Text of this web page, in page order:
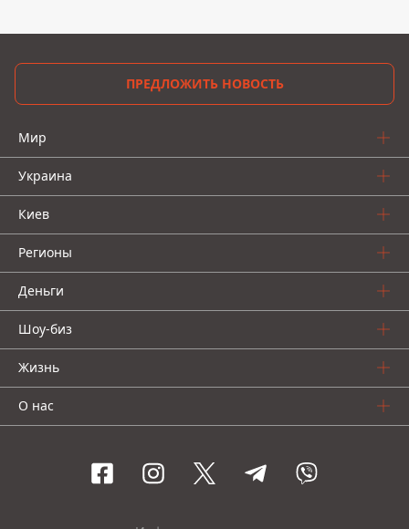
ПРЕДЛОЖИТЬ НОВОСТЬ
Мир
Украина
Киев
Регионы
Деньги
Шоу-биз
Жизнь
О нас